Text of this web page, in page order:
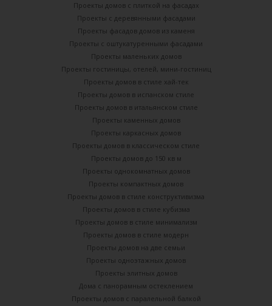
Проекты домов с плиткой на фасадах
Проекты с деревянными фасадами
Проекты фасадов домов из каменя
Проекты с оштукатуренными фасадами
Проекты маленьких домов
Проекты гостиницы, отелей, мини-гостиниц
Проекты домов в стиле хай-тек
Проекты домов в испанском стиле
Проекты домов в итальянском стиле
Проекты каменных домов
Проекты каркасных домов
Проекты домов в классическом стиле
Проекты домов до 150 кв м
Проекты однокомнатных домов
Проекты компактных домов
Проекты домов в стиле конструктивизма
Проекты домов в стиле кубизма
Проекты домов в стиле минимализм
Проекты домов в стиле модерн
Проекты домов на две семьи
Проекты одноэтажных домов
Проекты элитных домов
Дома с панорамным остеклением
Проекты домов с паралельной балкой